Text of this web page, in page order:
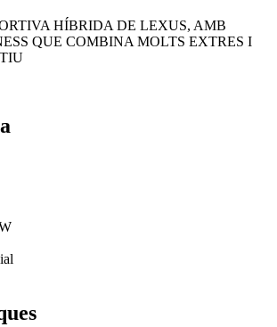
HÍBRIDA DE LEXUS, AMB
QUE COMBINA MOLTS EXTRES I